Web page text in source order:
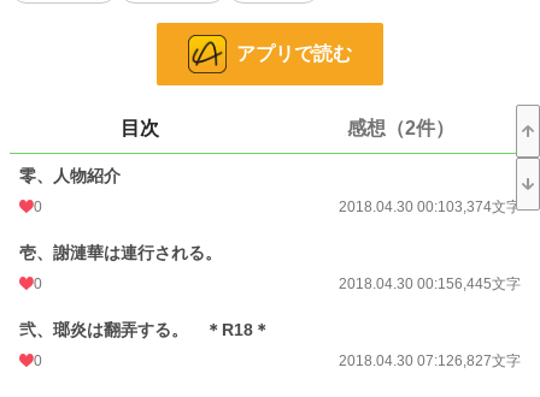
＊R18回が無表示で出てきますので、挿入ありなしに関わらず濡れ場シーンがあ
る回にはタイトルに「R18」を記載することにします。
みることにしました。
小説 228,846 位 / 228,846 件
歴史・時代
お気に入り 46
文字数 176,349
アプリで読む
目次 感想（2件）
零、人物紹介
0 2018.04.30 00:103,374文字
壱、謝漣華は連行される。
0 2018.04.30 00:156,445文字
弐、瑯炎は翻弄する。 ＊R18＊
0 2018.04.30 07:126,827文字